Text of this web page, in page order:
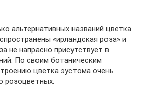
альтернативных названий цветка.
«ирландская роза» и
не напрасно присутствует в
По своим ботаническим
цветка эустома очень
розоцветных.